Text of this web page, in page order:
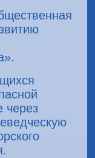
через